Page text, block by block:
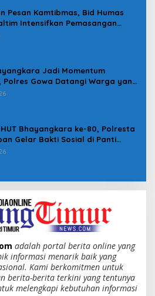
Pesan Kamtibmas, Bid Humas
Intensifkan Pemasangan
serta Pembagian Stiker
Jadi Momentum
Polres Gowa Datangi Warga yang
Bhayangkara ke-80, Polresta
Gelar Bakti Sosial di Panti
Rahmah
adalah portal berita online yang
informasi menarik baik yang
Kami berkomitmen untuk
berita-berita terkini yang tentunya
melengkapi kebutuhan informasi